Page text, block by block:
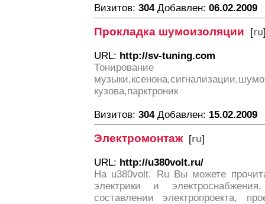
Визитов: 304Добавлен: 06.02.2009
Прокладка шумоизоляции [ru
URL: http://sv-tuning.com
Тонирование
кузова,парктроник
Визитов: 304Добавлен: 15.02.2009
Электромонтаж[ru]
URL: http://u380volt.ru/
На u380volt. Ru Вы можете
электрики и
составлении электропроекта,